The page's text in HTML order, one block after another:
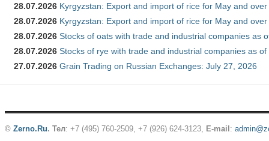
28.07.2026 Kyrgyzstan: Export and import of rice for May and
28.07.2026 Kyrgyzstan: Export and import of rice for May and
28.07.2026 Stocks of oats with trade and industrial companies as
28.07.2026 Stocks of rye with trade and industrial companies as
27.07.2026 Grain Trading on Russian Exchanges: July 27, 2026
© Zerno.Ru. Тел: +7 (495) 760-2509, +7 (926) 624-3123, E-mail :